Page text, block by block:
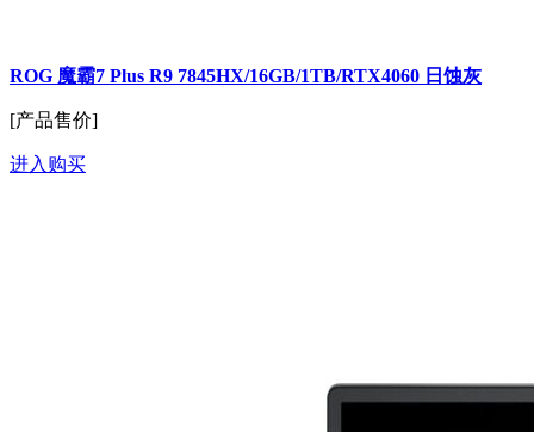
ROG 魔霸7 Plus R9 7845HX/16GB/1TB/RTX4060 日蚀灰
[产品售价]
进入购买